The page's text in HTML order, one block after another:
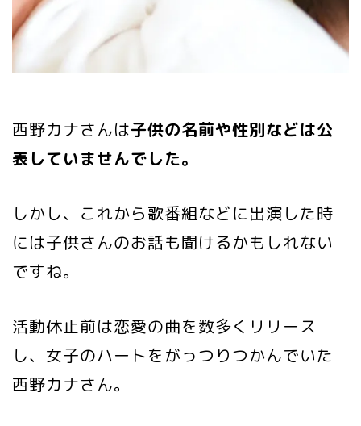
西野カナさんは子供の名前や性別などは公
表していませんでした。
しかし、これから歌番組などに出演した時
には子供さんのお話も聞けるかもしれない
ですね。
活動休止前は恋愛の曲を数多くリリース
し、女子のハートをがっつりつかんでいた
西野カナさん。